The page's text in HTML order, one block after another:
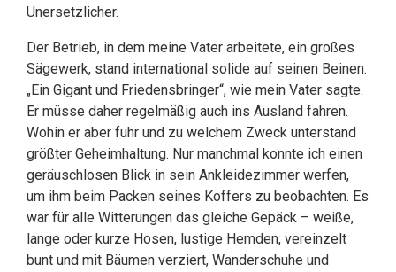
Unersetzlicher.
Der Betrieb, in dem meine Vater arbeitete, ein großes
Sägewerk, stand international solide auf seinen Beinen.
„Ein Gigant und Friedensbringer“, wie mein Vater sagte.
Er müsse daher regelmäßig auch ins Ausland fahren.
Wohin er aber fuhr und zu welchem Zweck unterstand
größter Geheimhaltung. Nur manchmal konnte ich einen
geräuschlosen Blick in sein Ankleidezimmer werfen,
um ihm beim Packen seines Koffers zu beobachten. Es
war für alle Witterungen das gleiche Gepäck – weiße,
lange oder kurze Hosen, lustige Hemden, vereinzelt
bunt und mit Bäumen verziert, Wanderschuhe und